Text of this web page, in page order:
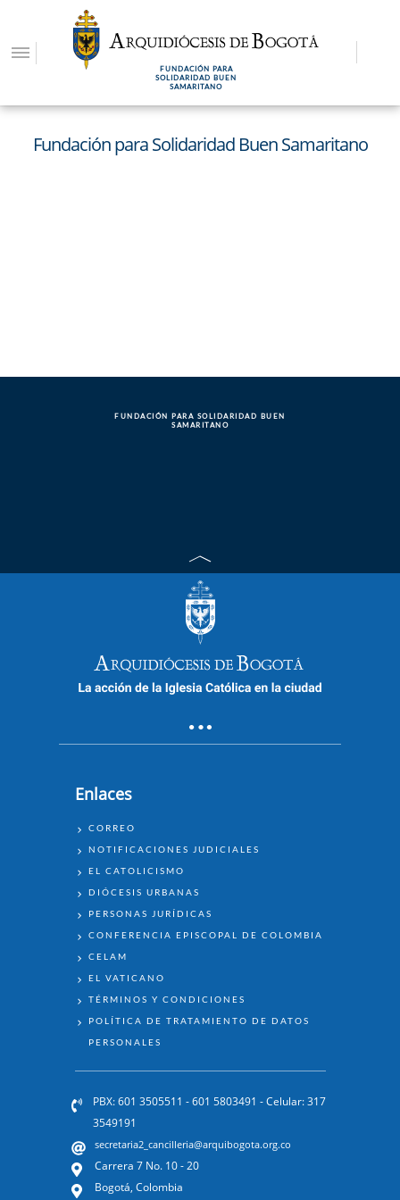
contenido
FUNDACIÓN PARA
SOLIDARIDAD BUEN
SAMARITANO
Fundación para Solidaridad Buen Samaritano
FUNDACIÓN PARA SOLIDARIDAD BUEN
SAMARITANO
Enlaces
ENLACES
CORREO
NOTIFICACIONES JUDICIALES
EL CATOLICISMO
DIÓCESIS URBANAS
PERSONAS JURÍDICAS
CONFERENCIA EPISCOPAL DE COLOMBIA
CELAM
EL VATICANO
TÉRMINOS Y CONDICIONES
POLÍTICA DE TRATAMIENTO DE DATOS
PERSONALES
PBX: 601 3505511 - 601 5803491 - Celular: 317
3549191
secretaria2_cancilleria@arquibogota.org.co
Carrera 7 No. 10 - 20
Bogotá, Colombia